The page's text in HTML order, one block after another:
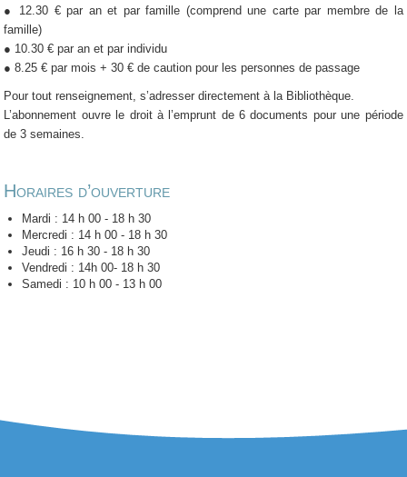
● 12.30 € par an et par famille (comprend une carte par membre de la
famille)
● 10.30 € par an et par individu
● 8.25 € par mois + 30 € de caution pour les personnes de passage
Pour tout renseignement, s’adresser directement à la Bibliothèque.
L’abonnement ouvre le droit à l’emprunt de 6 documents pour une période
de 3 semaines.
Horaires d’ouverture
Mardi : 14 h 00 - 18 h 30
Mercredi : 14 h 00 - 18 h 30
Jeudi : 16 h 30 - 18 h 30
Vendredi : 14h 00- 18 h 30
Samedi : 10 h 00 - 13 h 00